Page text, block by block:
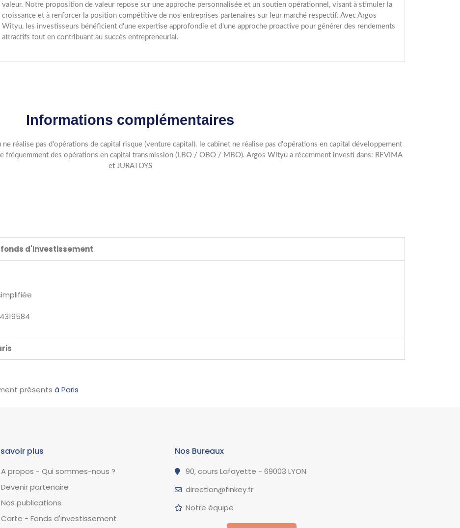
valeur. Notre proposition de valeur repose sur une approche personnalisée et un soutien opérationnel, visant à stimuler la
croissance et à renforcer la position compétitive de nos entreprises partenaires sur leur marché respectif. Avec Argos
Wityu, les investisseurs bénéficient d'une expertise approfondie et d'une approche proactive pour générer des rendements
attractifs tout en contribuant au succès entrepreneurial.
Informations complémentaires
réalise pas d'opérations de capital risque (venture capital). le cabinet ne réalise pas d'opérations en capital développement
fréquemment des opérations en capital transmission (LBO / OBO / MBO). Argos Wityu a récemment investi dans: REVIMA
et JURATOYS
d'investissement
présents à Paris
savoir plus
A propos - Qui sommes-nous ?
Devenir partenaire
Nos publications
Carte - Fonds d'investissement
Nos Bureaux
90, cours Lafayette - 69003 LYON
direction@finkey.fr
Notre équipe